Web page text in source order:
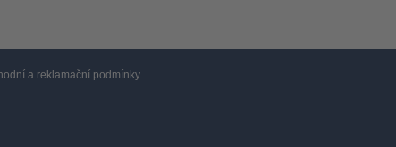
a reklamační podmínky